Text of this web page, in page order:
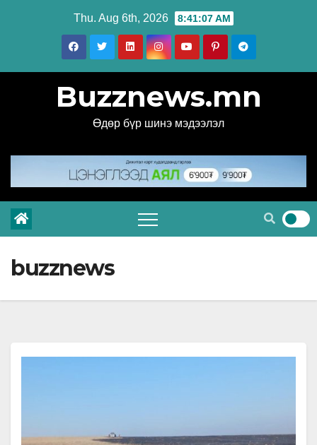
Thu. Aug 6th, 2026 8:41:09 AM
Buzznews.mn
Өдөр бүр шинэ мэдээлэл
buzznews